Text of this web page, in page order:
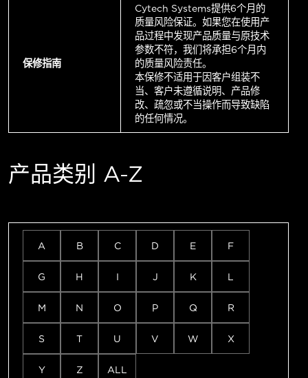
保修指南
Cytech Systems提供6个月的
质量风险保证。如果您在使用产
品过程中发现产品质量与原技术
参数不符，我们将承担6个月内
的质量风险责任。
本保修不适用于因客户组装不
当、客户未遵循说明、产品修
改、疏忽或不当操作而导致缺陷
的任何情况。
产品类别 A-Z
A B C D E F
G H I J K L
M N O P Q R
S T U V W X
Y Z ALL